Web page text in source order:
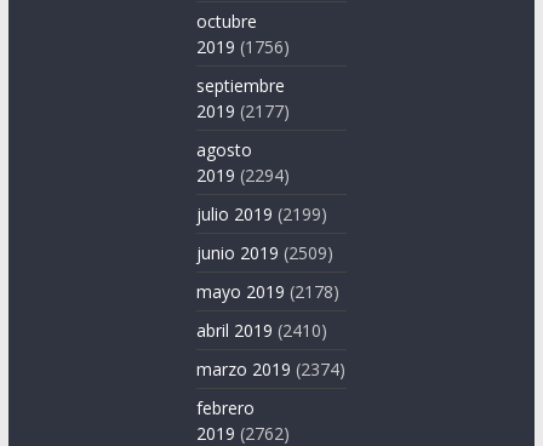
octubre
2019 (1756)
septiembre
2019 (2177)
agosto
2019 (2294)
julio 2019 (2199)
junio 2019 (2509)
mayo 2019 (2178)
abril 2019 (2410)
marzo 2019 (2374)
febrero
2019 (2762)